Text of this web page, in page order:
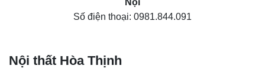
Nội
Số điện thoại: 0981.844.091
Nội thất Hòa Thịnh